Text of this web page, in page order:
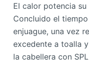
El calor potencia
Concluido el
enjuague, una vez
excedente a toalla
la cabellera con